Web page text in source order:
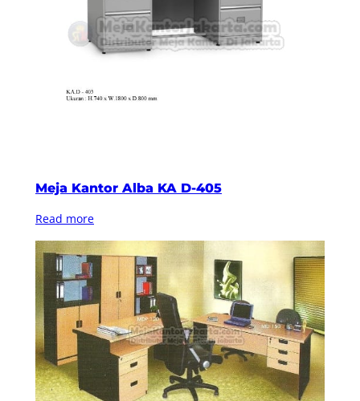
Meja Kantor Alba KA D-405
Read more